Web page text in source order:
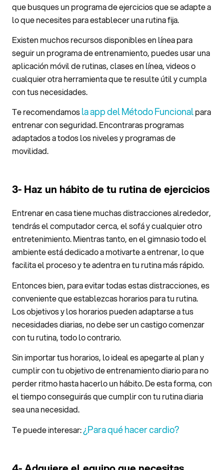
que busques un programa de ejercicios que se adapte a
lo que necesites para establecer una rutina fija.
Existen muchos recursos disponibles en línea para
seguir un programa de entrenamiento, puedes usar una
aplicación móvil de rutinas, clases en línea, videos o
cualquier otra herramienta que te resulte útil y cumpla
con tus necesidades.
Te recomendamosla app del Método Funcionalpara
entrenar con seguridad. Encontraras programas
adaptados a todos los niveles y programas de
movilidad.
3- Haz un hábito de tu rutina de ejercicios
Entrenar en casa tiene muchas distracciones alrededor,
tendrás el computador cerca, el sofá y cualquier otro
entretenimiento. Mientras tanto, en el gimnasio todo el
ambiente está dedicado a motivarte a entrenar, lo que
facilita el proceso y te adentra en tu rutina más rápido.
Entonces bien, para evitar todas estas distracciones, es
conveniente que establezcas horarios para tu rutina.
Los objetivos y los horarios pueden adaptarse a tus
necesidades diarias, no debe ser un castigo comenzar
con tu rutina, todo lo contrario.
Sin importar tus horarios, lo ideal es apegarte al plan y
cumplir con tu objetivo de entrenamiento diario para no
perder ritmo hasta hacerlo un hábito. De esta forma, con
el tiempo conseguirás que cumplir con tu rutina diaria
sea una necesidad.
Te puede interesar:¿Para qué hacer cardio?